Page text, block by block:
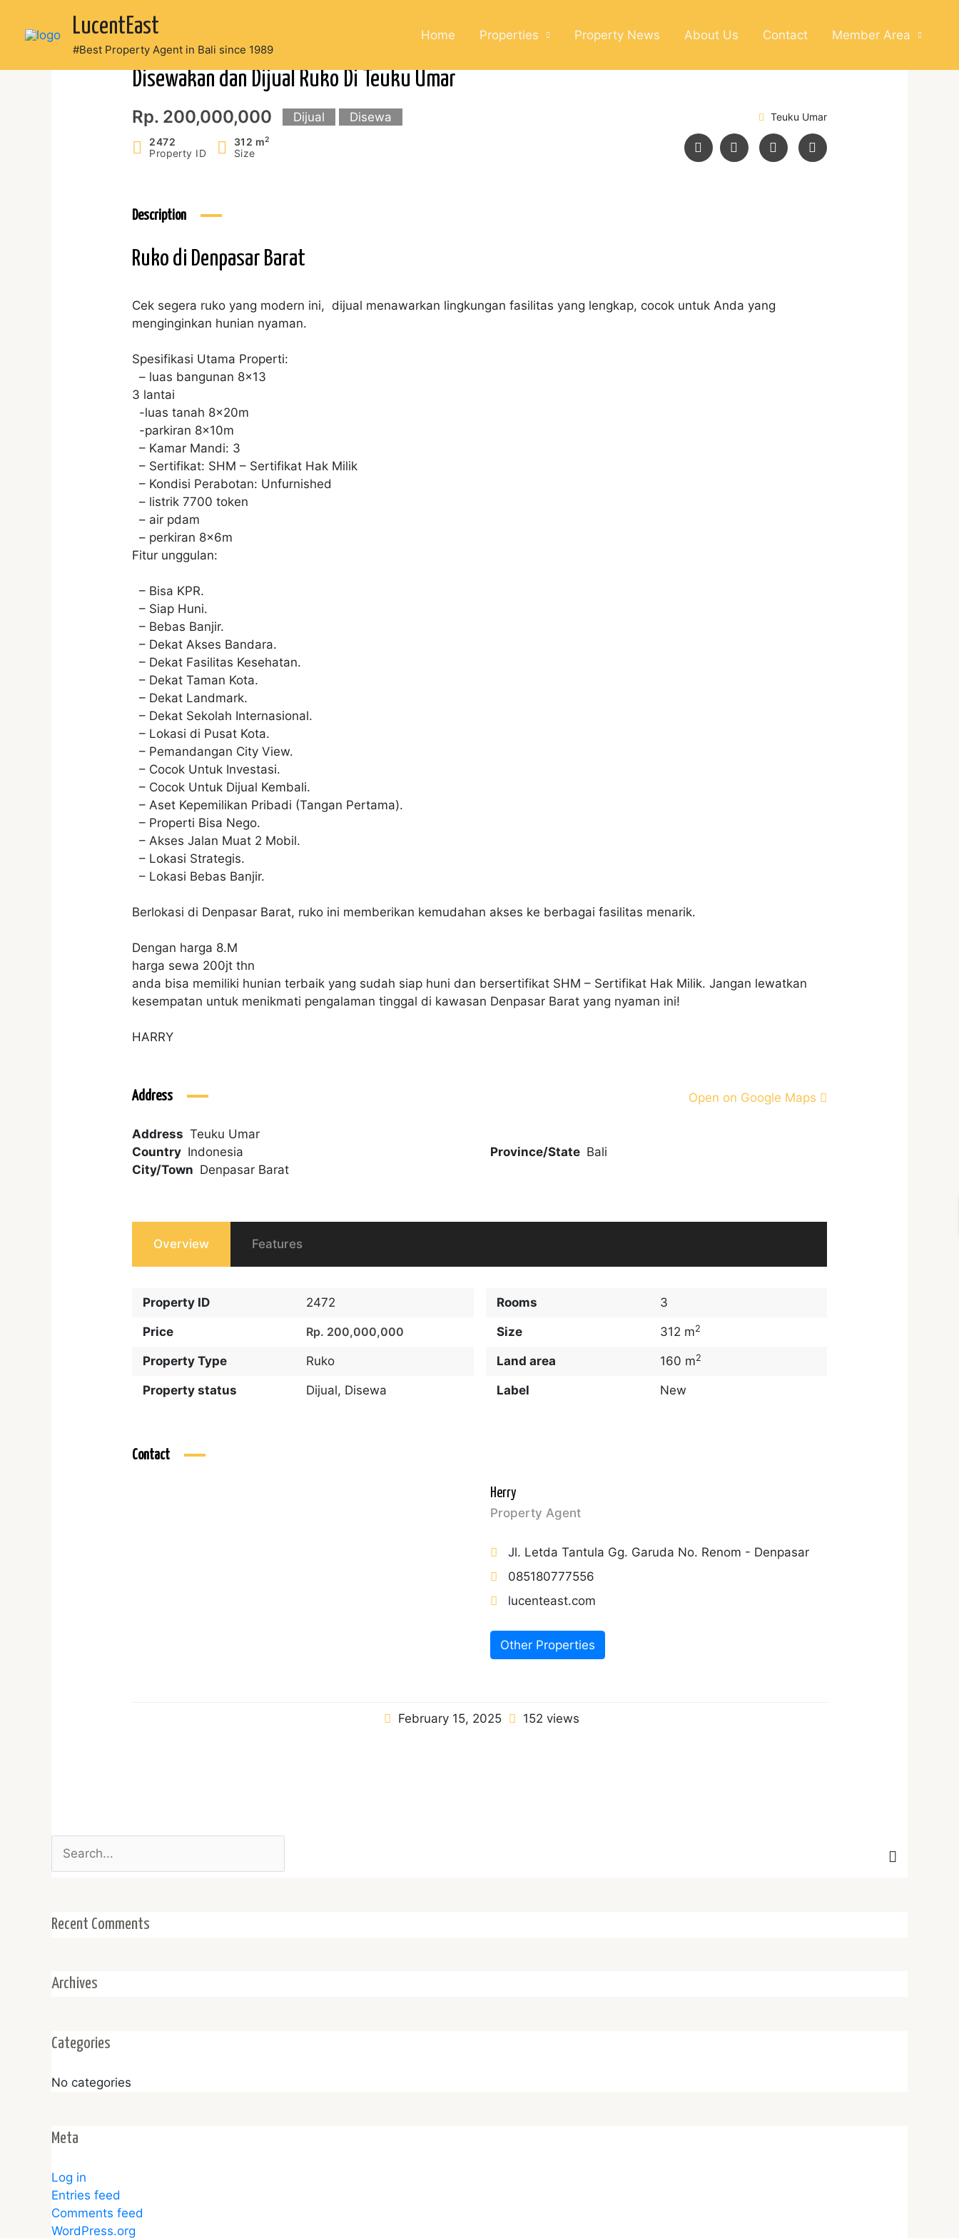
content
LucentEast
#Best Property Agent in Bali since 1989
Home Properties Property News About Us Contact Member Area
Disewakan dan Dijual Ruko Di Teuku Umar
Rp. 200,000,000 Dijual Disewa Teuku Umar
2472
Property ID
312 m2
Size
Description
Ruko di Denpasar Barat
Cek segera ruko yang modern ini, dijual menawarkan lingkungan fasilitas yang lengkap, cocok untuk Anda yang
menginginkan hunian nyaman.
Spesifikasi Utama Properti:
– luas bangunan 8×13
3 lantai
-luas tanah 8x20m
-parkiran 8x10m
– Kamar Mandi: 3
– Sertifikat: SHM – Sertifikat Hak Milik
– Kondisi Perabotan: Unfurnished
– listrik 7700 token
– air pdam
– perkiran 8x6m
Fitur unggulan:
– Bisa KPR.
– Siap Huni.
– Bebas Banjir.
– Dekat Akses Bandara.
– Dekat Fasilitas Kesehatan.
– Dekat Taman Kota.
– Dekat Landmark.
– Dekat Sekolah Internasional.
– Lokasi di Pusat Kota.
– Pemandangan City View.
– Cocok Untuk Investasi.
– Cocok Untuk Dijual Kembali.
– Aset Kepemilikan Pribadi (Tangan Pertama).
– Properti Bisa Nego.
– Akses Jalan Muat 2 Mobil.
– Lokasi Strategis.
– Lokasi Bebas Banjir.
Berlokasi di Denpasar Barat, ruko ini memberikan kemudahan akses ke berbagai fasilitas menarik.
Dengan harga 8.M
harga sewa 200jt thn
anda bisa memiliki hunian terbaik yang sudah siap huni dan bersertifikat SHM – Sertifikat Hak Milik. Jangan lewatkan
kesempatan untuk menikmati pengalaman tinggal di kawasan Denpasar Barat yang nyaman ini!
HARRY
Address
Address Teuku Umar
Country Indonesia Province/State Bali
City/Town Denpasar Barat
Open on Google Maps
Overview Features
Property ID 2472
Price Rp. 200,000,000
Property Type Ruko
Property status Dijual, Disewa
Rooms 3
Size 312 m2
Land area 160 m2
Label New
Contact
Herry
Property Agent
Jl. Letda Tantula Gg. Garuda No. Renom - Denpasar
085180777556
lucenteast.com
Other Properties
February 15, 2025 152 views
for:
Recent Comments
Archives
Categories
No categories
Meta
Log in
Entries feed
Comments feed
WordPress.org